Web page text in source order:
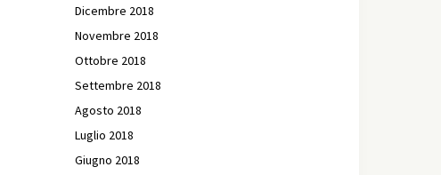
Dicembre 2018
Novembre 2018
Ottobre 2018
Settembre 2018
Agosto 2018
Luglio 2018
Giugno 2018